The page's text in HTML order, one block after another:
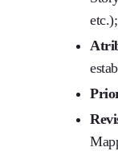
etc.);